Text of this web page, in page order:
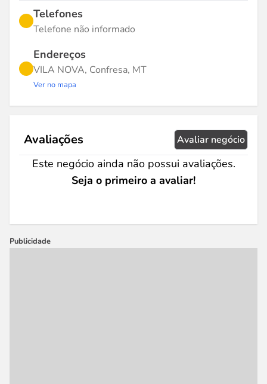
Telefones
Telefone não informado
Endereços
VILA NOVA, Confresa, MT
Ver no mapa
Avaliações Avaliar negócio
Este negócio ainda não possui avaliações.
Seja o primeiro a avaliar!
Publicidade